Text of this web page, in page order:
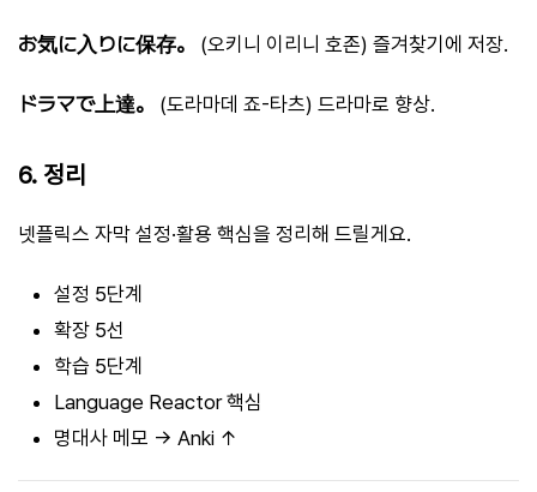
お気に入りに保存。 (오키니 이리니 호존) 즐겨찾기에 저장.
ドラマで上達。 (도라마데 죠-타츠) 드라마로 향상.
6. 정리
넷플릭스 자막 설정·활용 핵심을 정리해 드릴게요.
설정 5단계
확장 5선
학습 5단계
Language Reactor 핵심
명대사 메모 → Anki ↑